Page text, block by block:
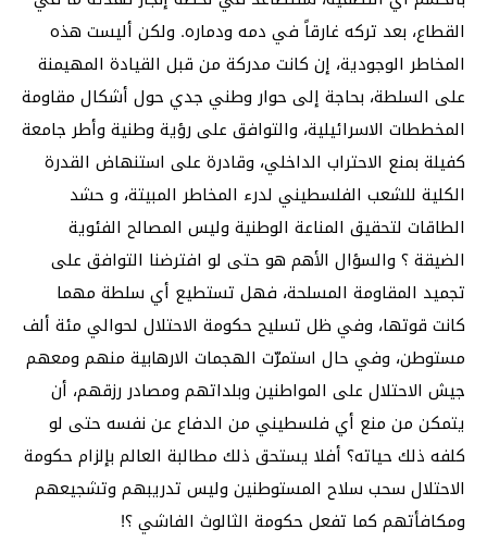
القطاع، بعد تركه غارقاً في دمه ودماره. ولكن أليست هذه
المخاطر الوجودية، إن كانت مدركة من قبل القيادة المهيمنة
على السلطة، بحاجة إلى حوار وطني جدي حول أشكال مقاومة
المخططات الاسرائيلية، والتوافق على رؤية وطنية وأطر جامعة
كفيلة بمنع الاحتراب الداخلي، وقادرة على استنهاض القدرة
الكلية للشعب الفلسطيني لدرء المخاطر المبيتة، و حشد
الطاقات لتحقيق المناعة الوطنية وليس المصالح الفئوية
الضيقة ؟ والسؤال الأهم هو حتى لو افترضنا التوافق على
تجميد المقاومة المسلحة، فهل تستطيع أي سلطة مهما
كانت قوتها، وفي ظل تسليح حكومة الاحتلال لحوالي مئة ألف
مستوطن، وفي حال استمرّت الهجمات الارهابية منهم ومعهم
جيش الاحتلال على المواطنين وبلداتهم ومصادر رزقهم، أن
يتمكن من منع أي فلسطيني من الدفاع عن نفسه حتى لو
كلفه ذلك حياته؟ أفلا يستحق ذلك مطالبة العالم بإلزام حكومة
الاحتلال سحب سلاح المستوطنين وليس تدريبهم وتشجيعهم
ومكافأتهم كما تفعل حكومة الثالوث الفاشي ؟!